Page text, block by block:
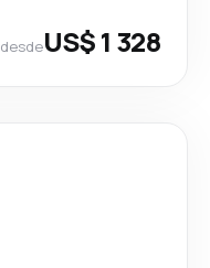
desdeUS$ 1 328